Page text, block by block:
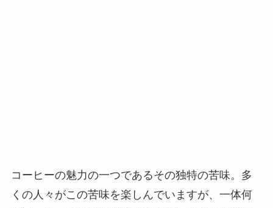
コーヒーの魅力の一つであるその独特の苦味。多
くの人々がこの苦味を楽しんでいますが、一体何